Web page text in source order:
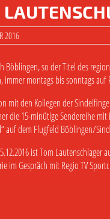
2016
Böblingen, so der Titel des
immer montags bis sonntags auf
mit den Kollegen der
die 15-minütige Sendereihe
auf dem Flugfeld Böblingen/
ist Tom Lautenschlager
im Gespräch mit Regio TV